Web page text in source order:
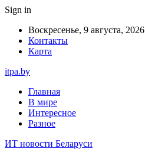
Sign in
Воскресенье, 9 августа, 2026
Контакты
Карта
itpa.by
Главная
В мире
Интересное
Разное
ИТ новости Беларуси